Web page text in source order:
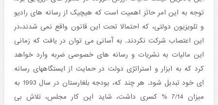
توجه به این امر حائز اهمیت است که هیچیک از رسانه های رادیو
و تلویزیون دولتی، که احتمالا تحت این قانون واقع نمی شدند،در
این اعتصاب شرکت نکردند. به آسانی می توان در یافت که زمانی
این مالیات به نشریات و رسانه های خصوصی ضربه وارد خواهد
کرد که به ابزار و استراتژی دولت در حمایت از ایستگاههای رسانه
ای خود تبدیل شود. هر چند که، بودجه بلغارستان در سال 1993 به
میزان 7/14 % کسری داشت، شاید این کار مجلس، تلاش بی